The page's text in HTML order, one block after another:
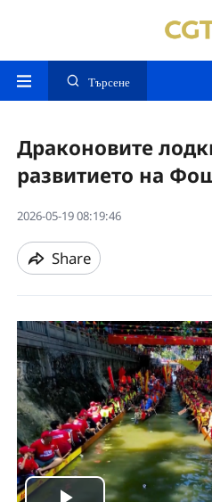
Търсене
Драконовите
развитието на
2026-05-19 08:19:46
Share